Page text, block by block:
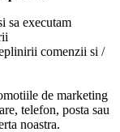
sa executam
comenzii si /
de marketing
telefon, posta sau
noastra.